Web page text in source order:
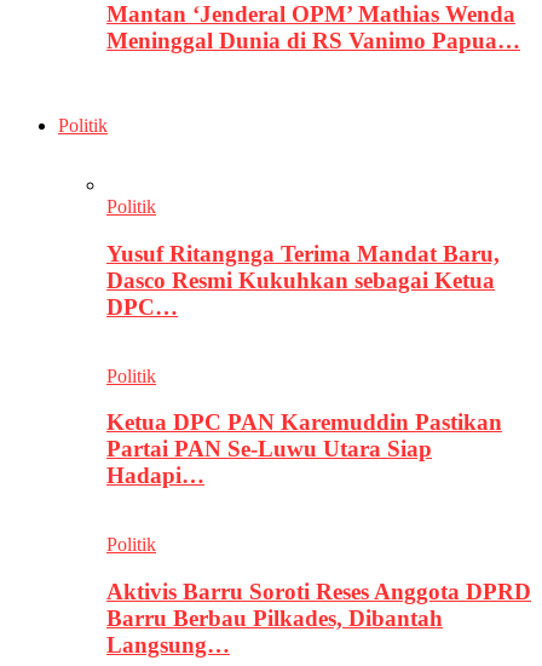
Mantan ‘Jenderal OPM’ Mathias Wenda
Meninggal Dunia di RS Vanimo Papua…
Politik
Politik
Yusuf Ritangnga Terima Mandat Baru,
Dasco Resmi Kukuhkan sebagai Ketua
DPC…
Politik
Ketua DPC PAN Karemuddin Pastikan
Partai PAN Se-Luwu Utara Siap
Hadapi…
Politik
Aktivis Barru Soroti Reses Anggota DPRD
Barru Berbau Pilkades, Dibantah
Langsung…